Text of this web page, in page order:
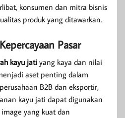
konsumen dan mitra bisnis
produk yang ditawarkan.
Pasar
kayu jati yang kaya dan nilai
aset penting dalam
B2B dan eksportir,
kayu jati dapat digunakan
yang kuat dan